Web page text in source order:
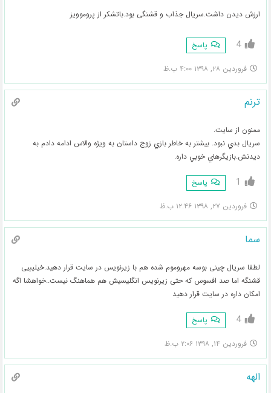
ارزش دیدن داشت.سریال جذاب و قشنگی بود.باتشکر از پروموویز
4 پاسخ
فروردین ۲۸, ۱۳۹۸ ۴:۰۰ ب.ظ
ترنم
ممنون از سايت.
سريال بدي نبود. بيشتر به خاطر بازي زوج داستان به ويژه والاس ادامه دادم به
ديدنش.بازيگرهاي خوبي داره.
1 پاسخ
فروردین ۲۷, ۱۳۹۸ ۱۲:۴۶ ب.ظ
سما
لطفا سریال چینی بوسه مهروموم شده هم با زیرنویس در سایت قرار دهید.خیلیییی
قشنگه اما صد افسوس که حتی زیرنویس انگلیسیش هم هماهنگ نیست..خواهشا اگه
امکان داره در سایت قرار دهید
4 پاسخ
فروردین ۱۴, ۱۳۹۸ ۲:۰۶ ب.ظ
الهه